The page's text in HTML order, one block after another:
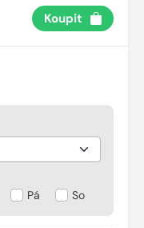
Koupit
Pá So